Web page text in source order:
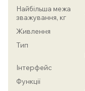
Найбільша межа
зважування, кг
Живлення
Тип
Інтерфейс
Функції